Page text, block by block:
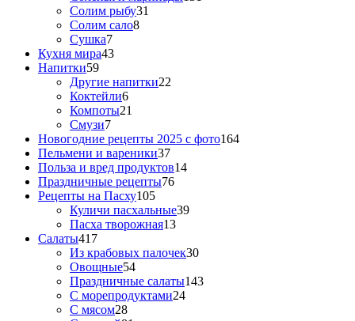
Солим рыбу31
Солим сало8
Сушка7
Кухня мира43
Напитки59
Другие напитки22
Коктейли6
Компоты21
Смузи7
Новогодние рецепты 2025 с фото164
Пельмени и вареники37
Польза и вред продуктов14
Праздничные рецепты76
Рецепты на Пасху105
Куличи пасхальные39
Пасха творожная13
Салаты417
Из крабовых палочек30
Овощные54
Праздничные салаты143
С морепродуктами24
С мясом28